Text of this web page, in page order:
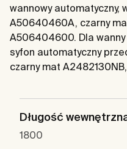
wannowy automatyczny,
A50640460A, czarny
A506404600. Dla
syfon automatyczny
czarny mat
Długość
1800